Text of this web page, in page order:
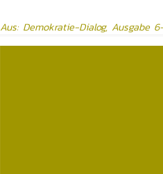
Aus: Demokratie-Dialog, Ausgabe